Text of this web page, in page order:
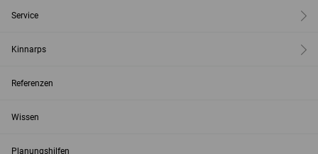
Service
Kinnarps
Referenzen
Wissen
Planungshilfen